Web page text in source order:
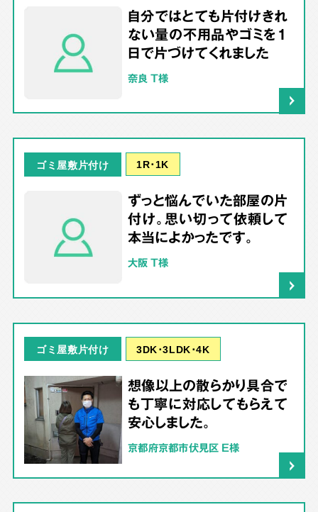
自分ではとても片付けきれ
ない量の不用品やゴミを1
日で片づけてくれました
奈良 T様
ゴミ屋敷片付け 1R･1K
ずっと悩んでいた部屋の片
付け。思い切って依頼して
本当によかったです。
大阪 T様
ゴミ屋敷片付け 3DK･3LDK･4K
想像以上の散らかり具合で
も丁寧に対応してもらえて
安心しました。
京都府京都市伏見区 E様